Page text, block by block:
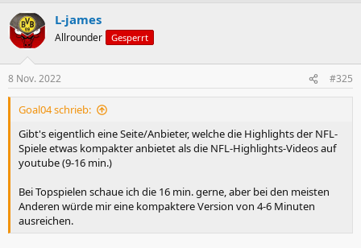
L-james
Allrounder Gesperrt
8 Nov. 2022 #325
Goal04 schrieb:
Gibt's eigentlich eine Seite/Anbieter, welche die Highlights der NFL-
Spiele etwas kompakter anbietet als die NFL-Highlights-Videos auf
youtube (9-16 min.)
Bei Topspielen schaue ich die 16 min. gerne, aber bei den meisten
Anderen würde mir eine kompaktere Version von 4-6 Minuten
ausreichen.